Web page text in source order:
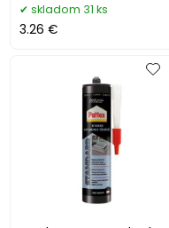
skladom 31 ks
3.26 €